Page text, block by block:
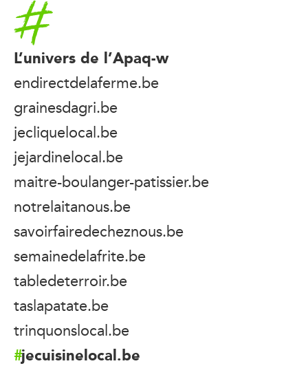
Accueil
L’univers de l’Apaq-w
endirectdelaferme.be
grainesdagri.be
jecliquelocal.be
jejardinelocal.be
maitre-boulanger-patissier.be
notrelaitanous.be
savoirfairedecheznous.be
semainedelafrite.be
tabledeterroir.be
taslapatate.be
trinquonslocal.be
jecuisinelocal.be